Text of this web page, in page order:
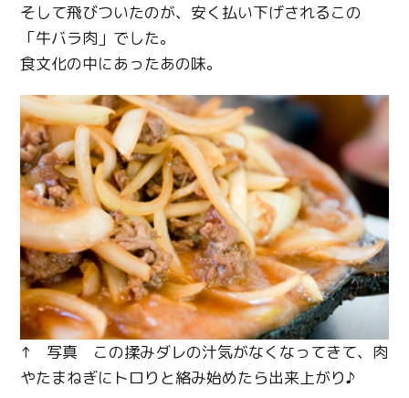
そして飛びついたのが、安く払い下げされるこの
「牛バラ肉」でした。
食文化の中にあったあの味。
↑ 写真 この揉みダレの汁気がなくなってきて、肉
やたまねぎにトロりと絡み始めたら出来上がり♪